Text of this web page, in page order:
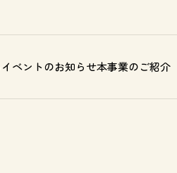
イベントのお知らせ本事業のご紹介